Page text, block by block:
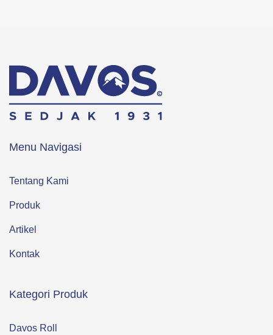
Menu Navigasi
Tentang Kami
Produk
Artikel
Kontak
Kategori Produk
Davos Roll